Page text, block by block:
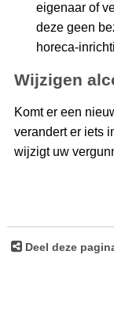
eigenaar of
deze geen
horeca-
Wijzigen
Komt er een
verandert er iets
wijzigt uw
Deel deze